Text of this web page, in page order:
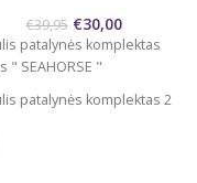
€39,95 €30,00
patalynės komplektas
" SEAHORSE "
patalynės komplektas 2
antklodei 140x200/220